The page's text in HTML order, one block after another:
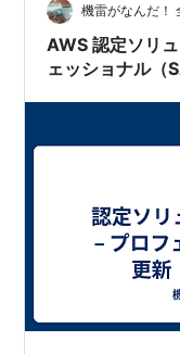
機雷がなんだ！
AWS 認定ソリ
ェッショナル（